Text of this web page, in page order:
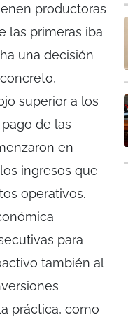
productoras
las primeras iba
una decisión
superior a los
de las
en
ingresos que
operativos.
para
también al
práctica, como